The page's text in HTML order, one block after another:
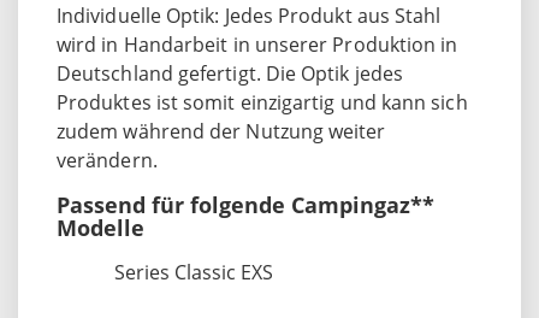
Individuelle Optik: Jedes Produkt aus Stahl
wird in Handarbeit in unserer Produktion in
Deutschland gefertigt. Die Optik jedes
Produktes ist somit einzigartig und kann sich
zudem während der Nutzung weiter
verändern.
Passend für folgende Campingaz**
Modelle
Series Classic EXS